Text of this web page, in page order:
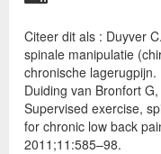
Citeer dit als : Duyver
spinale manipulatie
chronische
Duiding van Bronfort
Supervised exercise,
for chronic low back
2011;11:585–98.